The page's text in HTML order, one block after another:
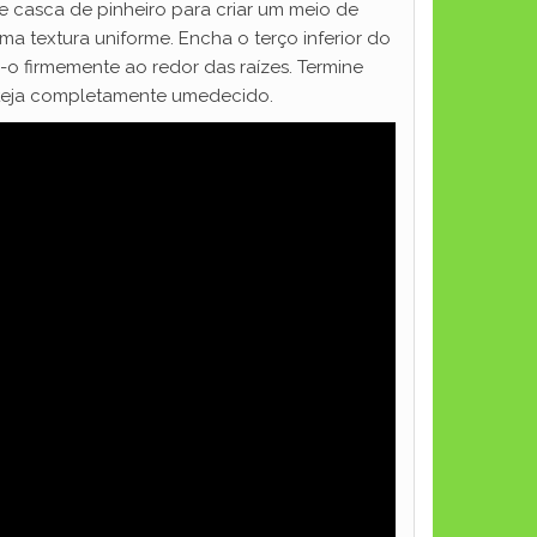
casca de pinheiro para criar um meio de
textura uniforme. Encha o terço inferior do
firmemente ao redor das raízes. Termine
completamente umedecido.